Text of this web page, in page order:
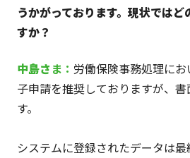
うかがっております。現状では
すか？
中島さ ま： 労働保険事務処理に
子申請を推奨しておりますが、
す。
システムに登録されたデータは